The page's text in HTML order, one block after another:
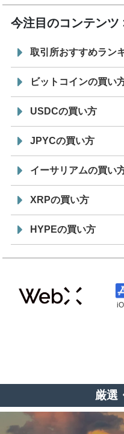
今注目のコンテンツ
取引所おすすめラン
ビットコインの買い
USDCの買い方
JPYCの買い方
イーサリアムの買い
XRPの買い方
HYPEの買い方
厳選